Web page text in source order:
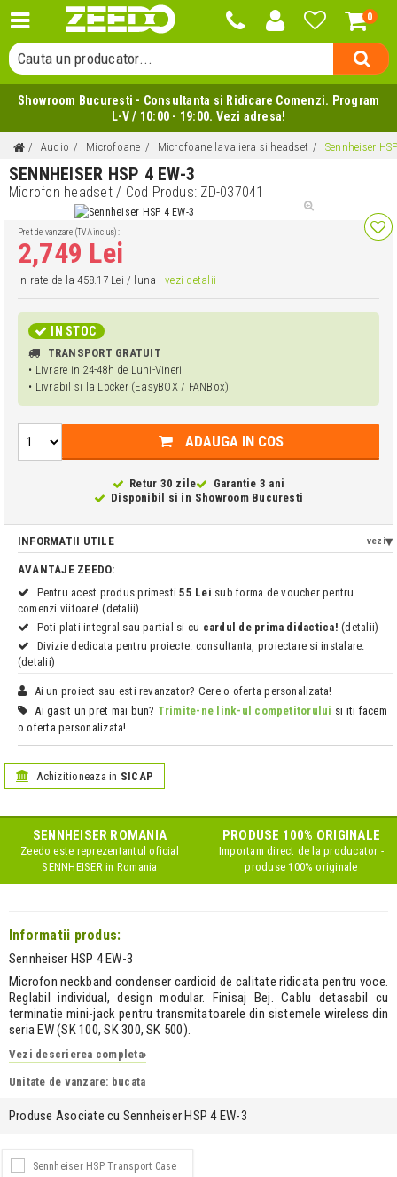
0
Cauta o categorie...
Cauta un producator...
Cauta un produs...
Showroom Bucuresti - Consultanta si Ridicare Comenzi. Program
L-V / 10:00 - 19:00. Vezi adresa!
Audio Microfoane Microfoane lavaliera si headset Sennheiser
SENNHEISER HSP 4 EW-3
Microfon headset/ Cod Produs: ZD-037041
Pret de vanzare (TVA inclus):
2,749 Lei
In rate de la 458.17 Lei / luna - vezi detalii
IN STOC
TRANSPORT GRATUIT
• Livrare in 24-48h de Luni-Vineri
• Livrabil si la Locker (EasyBOX / FANBox)
ADAUGA IN COS
Retur 30 zile
Garantie 3 ani
Disponibil si in Showroom Bucuresti
INFORMATII UTILE vezi
AVANTAJE ZEEDO:
Pentru acest produs primesti55 Lei sub forma de voucher pentru
comenzi viitoare! (detalii)
Poti plati integral sau partial si cu cardul de prima didactica! (detalii)
Divizie dedicata pentru proiecte: consultanta, proiectare si instalare.
(detalii)
Ai un proiect sau esti revanzator? Cere o oferta personalizata!
Ai gasit un pret mai bun? Trimite-ne link-ul competitorului si iti facem
o oferta personalizata!
Achizitioneaza in SICAP
SENNHEISER ROMANIA
Zeedo este reprezentantul oficial
SENNHEISERin Romania
PRODUSE 100% ORIGINALE
Importam direct de la producator -
produse 100% originale
Informatii produs:
Sennheiser HSP 4 EW-3
Microfon neckband condenser cardioid de calitate ridicata pentru voce.
Reglabil individual, design modular. Finisaj Bej. Cablu detasabil cu
terminatie mini-jack pentru transmitatoarele din sistemele wireless din
seria EW (SK 100, SK 300, SK 500).
Vezi descrierea completa›
Unitate de vanzare: bucata
Produse Asociate cu Sennheiser HSP 4 EW-3